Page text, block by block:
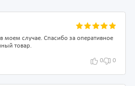
моем случае. Спасибо за оперативное
товар.
0 0